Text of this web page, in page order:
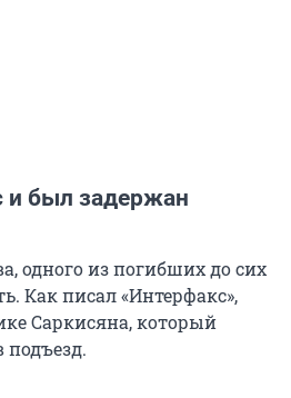
и был задержан
одного из погибших до сих
Как писал «Интерфакс»,
Саркисяна, который
подъезд.